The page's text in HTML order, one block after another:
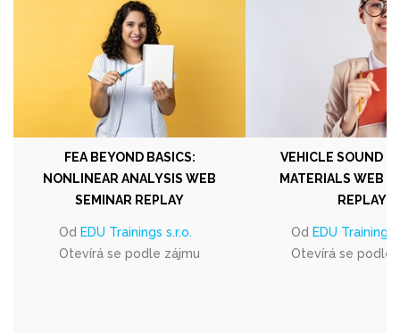
FEA BEYOND BASICS:
NONLINEAR ANALYSIS WEB
SEMINAR REPLAY
Od EDU Trainings s.r.o.
Otevírá se podle zájmu
VEHICLE SOUND
MATERIALS WEB
REPLAY
Od EDU Trainings
Otevírá se podle